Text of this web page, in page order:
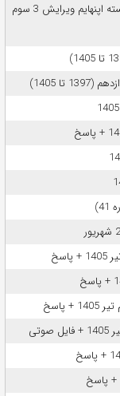
کتاب و حل المسائل پردازش سیگنالهای زمان گسسته اپنهایم ویرایش 3 سوم